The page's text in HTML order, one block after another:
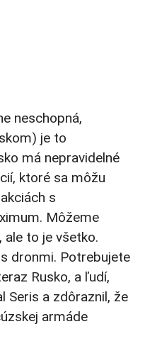
neschopná,
je to
má nepravidelné
ktoré sa môžu
s
Môžeme
to je všetko.
dronmi. Potrebujete
Rusko, a ľudí,
Seris a zdôraznil, že
armáde